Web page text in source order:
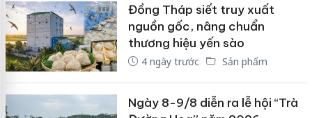
Đồng Tháp siết truy xuất
nguồn gốc, nâng chuẩn
thương hiệu yến sào
4 ngày trước Sản phẩm
Ngày 8-9/8 diễn ra lễ hội “Trà